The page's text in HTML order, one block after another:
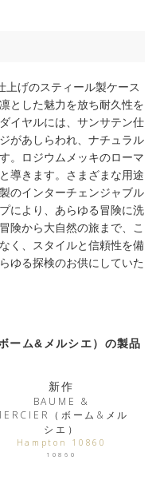
上げのスティール製ケース
とした魅力を放ち耐久性を
イヤルには、サンサテン仕
があしらわれ、ナチュラル
。ロジウムメッキのローマ
導きます。さまざまな用途
のインターチェンジャブル
により、あらゆる冒険に洗
険から大自然の旅まで、こ
く、スタイルと信頼性を備
ゆる探検のお供にしていた
ーム&メルシエ）の製品
新作
BAUME &
（ボーム&メル
シエ）
Hampton 10860
10860